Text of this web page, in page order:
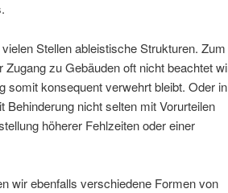
Stellen ableistische Strukturen.
zu Gebäuden oft nicht beachtet
somit konsequent verwehrt bleibt. Oder
nicht selten mit Vorurteilen
höherer Fehlzeiten oder einer
wir ebenfalls verschiedene Formen von